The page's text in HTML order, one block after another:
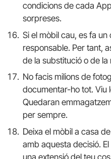
condicions de cada
sorpreses.
Si el mòbil cau, es fa un
responsable. Per tant,
de la substitució o de la
No facis milions de
documentar-ho tot. Viu
Quedaran
per sempre.
Deixa el mòbil a casa
amb aquesta decisió.
una extensió del teu